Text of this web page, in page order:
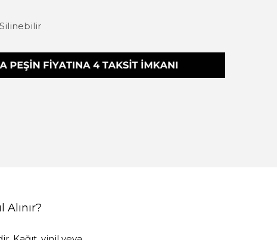
Silinebilir
Alınır?